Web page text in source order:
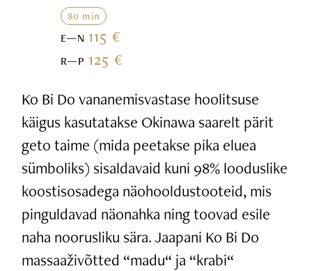
80 min
E—N115 €
R—P125 €
Ko Bi Do vananemisvastase hoolitsuse
käigus kasutatakse Okinawa saarelt pärit
geto taime (mida peetakse pika eluea
sümboliks) sisaldavaid kuni 98% looduslike
koostisosadega näohooldustooteid, mis
pinguldavad näonahka ning toovad esile
naha noorusliku sära. Jaapani Ko Bi Do
massaaživõtted “madu“ ja “krabi“